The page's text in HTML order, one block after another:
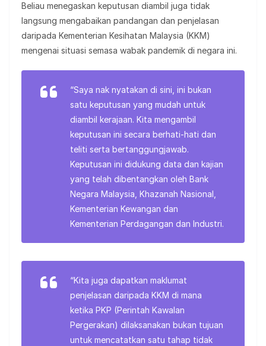
Beliau menegaskan keputusan diambil juga tidak
langsung mengabaikan pandangan dan penjelasan
daripada Kementerian Kesihatan Malaysia (KKM)
mengenai situasi semasa wabak pandemik di negara ini.
“Saya nak nyatakan di sini, ini bukan
satu keputusan yang mudah untuk
diambil kerajaan. Kita mengambil
keputusan ini secara berhati-hati dan
teliti serta bertanggungjawab.
Keputusan ini didukung data dan kajian
yang telah dibentangkan oleh Bank
Negara Malaysia, Khazanah Nasional,
Kementerian Kewangan dan
Kementerian Perdagangan dan Industri.
“Kita juga dapatkan maklumat
penjelasan daripada KKM di mana
ketika PKP (Perintah Kawalan
Pergerakan) dilaksanakan bukan tujuan
untuk mencatatkan satu tahap tidak